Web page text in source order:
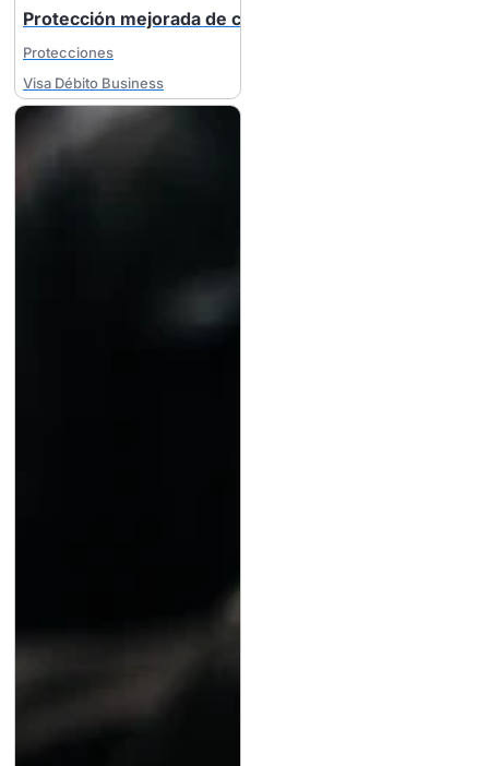
Protección mejorada de compra
Protecciones
Visa Débito Business